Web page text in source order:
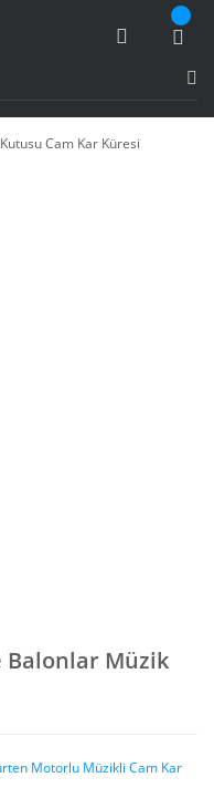
Balonlar Müzik
Motorlu Müzikli Cam Kar